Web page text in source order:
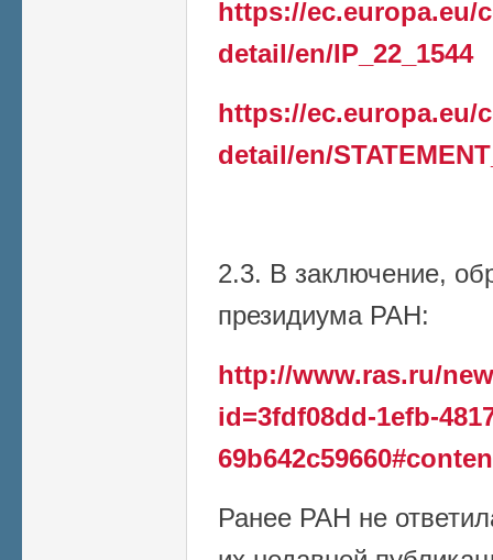
https://ec.europa.eu/
detail/en/IP_22_1544
https://ec.europa.eu/
detail/en/
2.3. В заключение,
президиума РАН:
http://www.ras.ru/
id=3fdf08dd-1efb-
Ранее РАН не